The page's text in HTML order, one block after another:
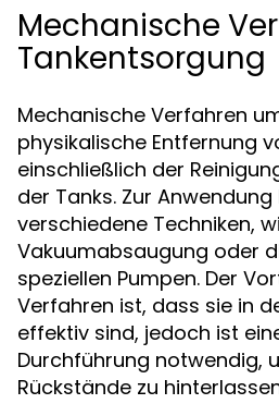
Mechanische
Tankentsorgung
Mechanische Verfahren
physikalische Entfernung
einschließlich der
der Tanks. Zur
verschiedene Techniken,
Vakuumabsaugung oder
speziellen Pumpen. Der
Verfahren ist, dass sie in
effektiv sind, jedoch ist
Durchführung notwendig,
Rückstände zu